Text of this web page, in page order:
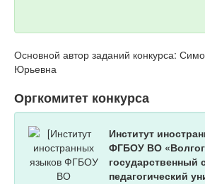
Основной автор заданий конкурса:
Юрьевна
Оргкомитет конкурса
Институт
ФГБОУ ВО
государственный
педагогический